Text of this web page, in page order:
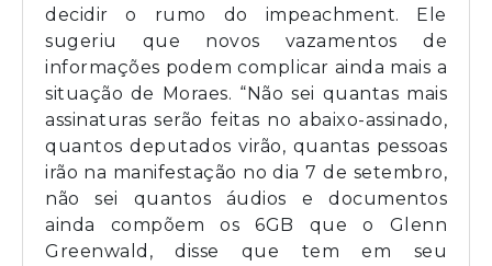
decidir o rumo do impeachment. Ele
sugeriu que novos vazamentos de
informações podem complicar ainda mais a
situação de Moraes. “Não sei quantas mais
assinaturas serão feitas no abaixo-assinado,
quantos deputados virão, quantas pessoas
irão na manifestação no dia 7 de setembro,
não sei quantos áudios e documentos
ainda compõem os 6GB que o Glenn
Greenwald, disse que tem em seu